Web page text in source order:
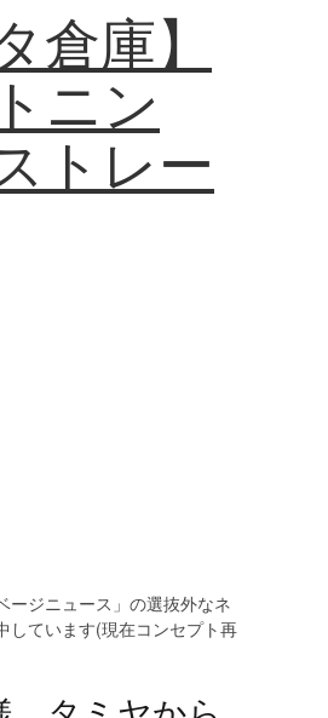
倉庫】
ニン
トレー
ージニュース」の選抜外なネ
しています(現在コンセプト再